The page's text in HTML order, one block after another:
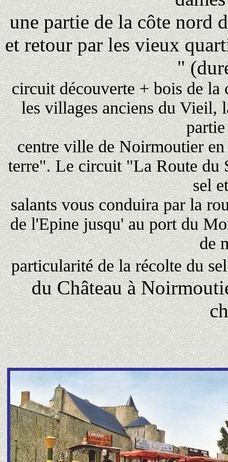
une partie de la côte nord
et retour par les vieux
"
circuit découverte + bois de la
les villages anciens du Vieil,
centre ville de Noirmoutier
terre".Le circuit "La Route du
sel
salants vous conduira par la
de l'Epine jusqu' au port du
de
particularité de la récolte du
du Château à